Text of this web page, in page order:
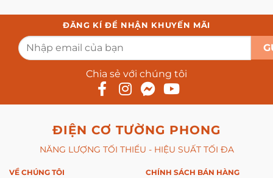
ĐĂNG KÍ ĐỂ NHẬN KHUYẾN MÃI
Chia sẻ với chúng tôi
ĐIỆN CƠ TƯỜNG PHONG
NĂNG LƯỢNG TỐI THIỂU - HIỆU SUẤT TỐI ĐA
VỀ CHÚNG TÔI CHÍNH SÁCH BÁN HÀNG